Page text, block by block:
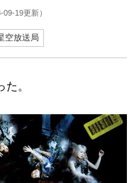
09-19更新）
空放送局
。